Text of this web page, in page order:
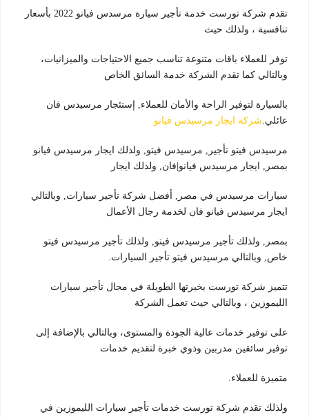
تقدم شركة تورست خدمة تأجير سيارة مرسدس فيانو 2022 بأسعار
تنافسية ، ولذلك حيث
توفر للعملاء باقات متنوعة تناسب جميع الاحتياجات والميزانيات،
وبالتالي كما تقدم الشركة خدمة السائق الخاص
بالسيارة لتوفير الراحة والأمان للعملاء, إستئجار مرسيدس فان
عائلي.شركة ايجار مرسيدس فيانو
مرسيدس فيتو تأجير, مرسيدس فيتو, ولذلك ايجار مرسيدس فيانو
بمصر, ايجار مرسيدس فيانو|فان, ولذلك ايجار
سيارات مرسيدس في مصر, أفضل شركة تأجير سيارات, وبالتالي
ايجار مرسيدس فيانو فان لخدمة رجال الأعمال
بمصر, ولذلك تأجير مرسيدس فيتو, ولذلك تأجير مرسيدس فيتو
خاص, وبالتالي مرسيدس فيتو تأجير السيارات.
تتميز شركة تورست بخبرتها الطويلة في مجال تأجير سيارات
الليموزين ، وبالتالي حيث تعمل الشركة
على توفير خدمات عالية الجودة والمستوى، وبالتالي بالإضافة إلى
توفير سائقين مدربين وذوي خبرة لتقديم خدمات
متميزة للعملاء.
ولذلك تقدم شركة تورست خدمات تأجير سيارات الليموزين في